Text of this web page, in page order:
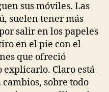
sus móviles. Las
suelen tener más
salir en los papeles
en el pie con el
que ofreció
Claro está
cambios, sobre todo